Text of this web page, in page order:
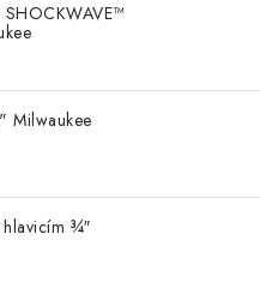
ÚDAJŮ
A PLATBA
ZBOŽÍ
Milwaukee
¾″